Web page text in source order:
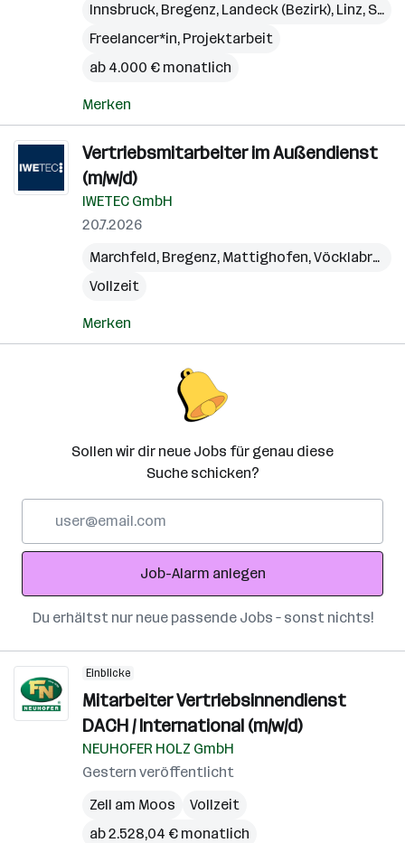
Innsbruck, Bregenz, Landeck (Bezirk), Linz, St. Pölten
Freelancer*in, Projektarbeit
ab 4.000 € monatlich
Merken
Vertriebsmitarbeiter im Außendienst
(m/w/d)
IWETEC GmbH
20.7.2026
Marchfeld, Bregenz, Mattighofen,Vöcklabruck
Vollzeit
Merken
Sollen wir dir neue Jobs für genau diese
Suche schicken?
Adresse
Job-Alarm anlegen
Du erhältst nur neue passende Jobs – sonst nichts!
Einblicke
Mitarbeiter Vertriebsinnendienst
DACH / International (m/w/d)
NEUHOFER HOLZ GmbH
Gestern veröffentlicht
Zell am Moos
Vollzeit
ab 2.528,04 € monatlich